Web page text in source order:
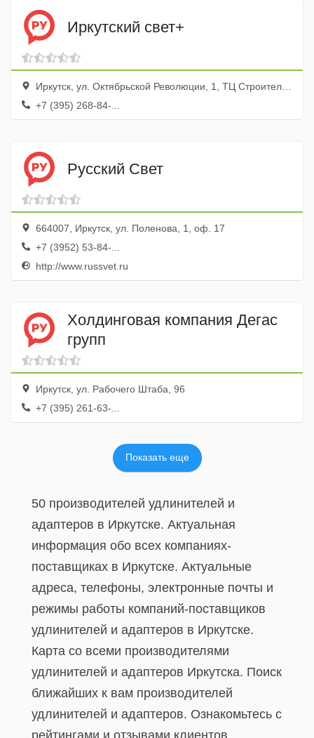
Иркутский свет+
Иркутск, ул. Октябрьской Революции, 1, ТЦ Строительный, пав. 201
+7 (395) 268-84-...
Русский Свет
664007, Иркутск, ул. Поленова, 1, оф. 17
+7 (3952) 53-84-...
http://www.russvet.ru
Холдинговая компания Дегас
групп
Иркутск, ул. Рабочего Штаба, 96
+7 (395) 261-63-...
Показать еще
50 производителей удлинителей и
адаптеров в Иркутске. Актуальная
информация обо всех компаниях-
поставщиках в Иркутске. Актуальные
адреса, телефоны, электронные почты и
режимы работы компаний-поставщиков
удлинителей и адаптеров в Иркутске.
Карта со всеми производителями
удлинителей и адаптеров Иркутска. Поиск
ближайших к вам производителей
удлинителей и адаптеров. Ознакомьтесь с
рейтингами и отзывами клиентов.